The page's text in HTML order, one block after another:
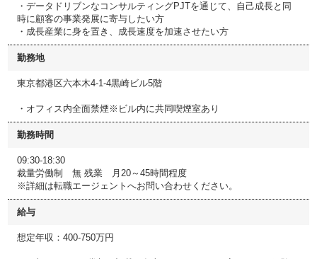
・データドリブンなコンサルティングPJTを通じて、自己成長と同
時に顧客の事業発展に寄与したい方
・成長産業に身を置き、成長速度を加速させたい方
勤務地
東京都港区六本木4-1-4黒崎ビル5階
・オフィス内全面禁煙※ビル内に共同喫煙室あり
勤務時間
09:30-18:30
裁量労働制 無 残業 月20～45時間程度
※詳細は転職エージェントへお問い合わせください。
給与
想定年収：400-750万円